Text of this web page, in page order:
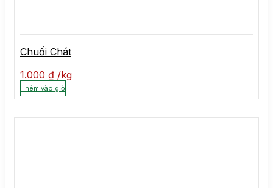
Chuối Chát
1.000 ₫ kg
Thêm vào giỏ